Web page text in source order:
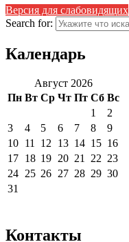
Версия для слабовидящих
Search for:
Календарь
Август 2026
Пн Вт Ср Чт Пт Сб Вс
1
2
3
4 5 6 7 8
9
10 11 12 13 14 15 16
17 18 19 20 21 22 23
24 25 26 27 28 29 30
31
Контакты